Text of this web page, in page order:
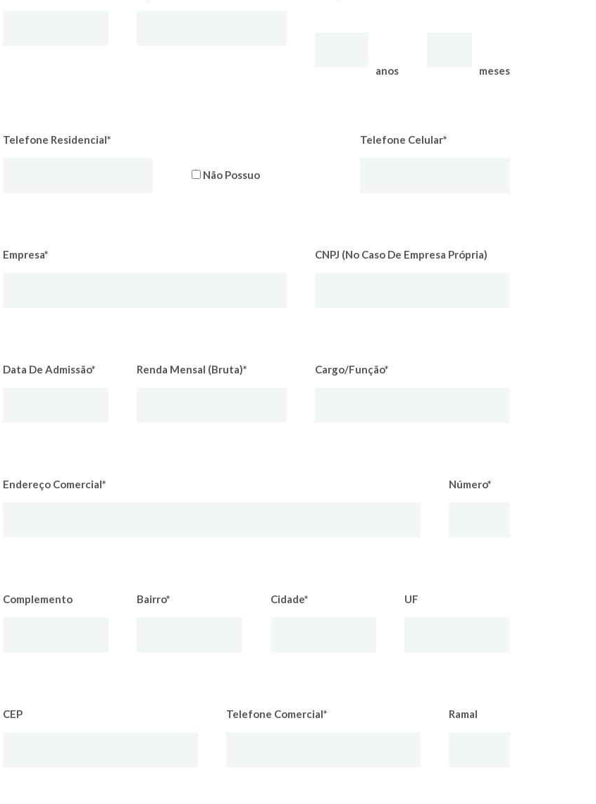
anos meses
Telefone Residencial*
Não Possuo
Telefone Celular*
Empresa* CNPJ (no Caso De Empresa Própria)
Data De Admissão* Renda Mensal (bruta)* Cargo/função*
Endereço Comercial* Número*
Complemento Bairro* Cidade* UF
CEP Telefone Comercial* Ramal